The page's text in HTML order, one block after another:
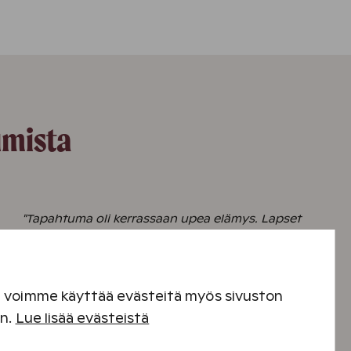
"Tapahtuma oli kerrassaan upea elämys. Lapset
ihanin herkkuineen oli mieleenpainuva. En
oikein keksi mitään parannettavaa. Lähinnä
käyttää evästeitä myös sivuston
Lue lisää evästeistä